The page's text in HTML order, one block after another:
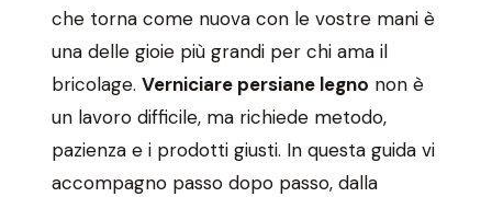
che torna come nuova con le vostre mani è
una delle gioie più grandi per chi ama il
bricolage. Verniciare persiane legno non è
un lavoro difficile, ma richiede metodo,
pazienza e i prodotti giusti. In questa guida vi
accompagno passo dopo passo, dalla